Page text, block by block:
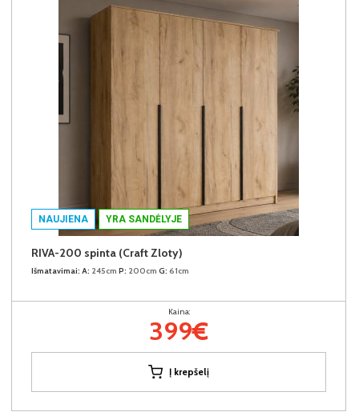
NAUJIENA YRA SANDĖLYJE
RIVA-200 spinta (Craft Zloty)
Išmatavimai: A: 245cm P: 200cm G: 61cm
Kaina:
399€
Į krepšelį